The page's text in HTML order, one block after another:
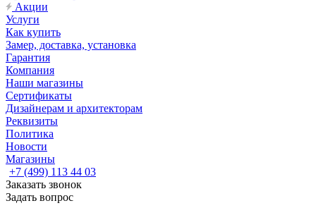
Акции
Услуги
Как купить
Замер, доставка, установка
Гарантия
Компания
Наши магазины
Сертификаты
Дизайнерам и архитекторам
Реквизиты
Политика
Новости
Магазины
+7 (499) 113 44 03
Заказать звонок
Задать вопрос